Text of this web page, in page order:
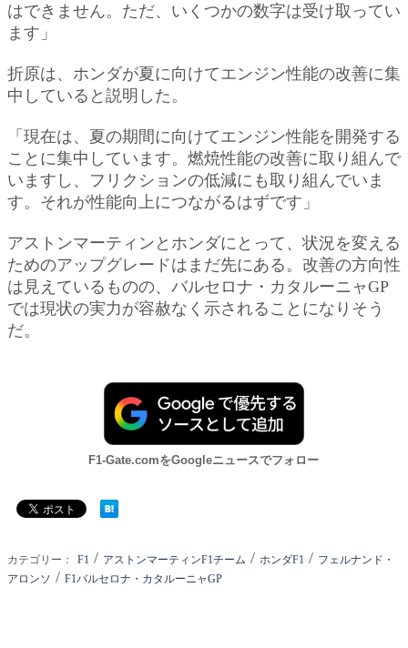
はできません。ただ、いくつかの数字は受け取ってい
ます」
折原は、ホンダが夏に向けてエンジン性能の改善に集
中していると説明した。
「現在は、夏の期間に向けてエンジン性能を開発する
ことに集中しています。燃焼性能の改善に取り組んで
いますし、フリクションの低減にも取り組んでいま
す。それが性能向上につながるはずです」
アストンマーティンとホンダにとって、状況を変える
ためのアップグレードはまだ先にある。改善の方向性
は見えているものの、バルセロナ・カタルーニャGP
では現状の実力が容赦なく示されることになりそう
だ。
F1-Gate.comをGoogleニュースでフォロー
カテゴリー： F1 / アストンマーティンF1チーム / ホンダF1 / フェルナンド・
アロンソ / F1バルセロナ・カタルーニャGP